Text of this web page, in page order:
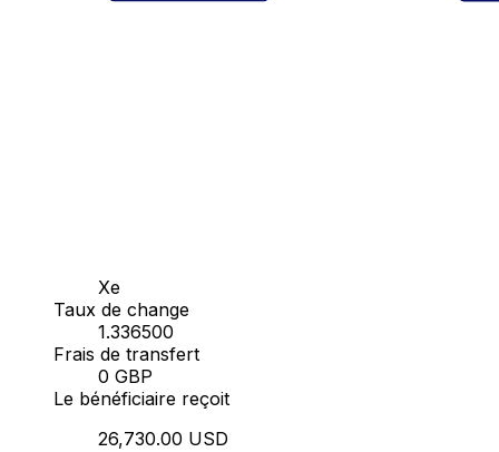
Xe
Taux de change
1.336500
Frais de transfert
0 GBP
Le bénéficiaire reçoit
26,730.00 USD